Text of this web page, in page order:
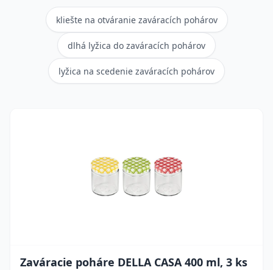
kliešte na otváranie zaváracích pohárov
dlhá lyžica do zaváracích pohárov
lyžica na scedenie zaváracích pohárov
Zaváracie poháre DELLA CASA 400 ml, 3 ks